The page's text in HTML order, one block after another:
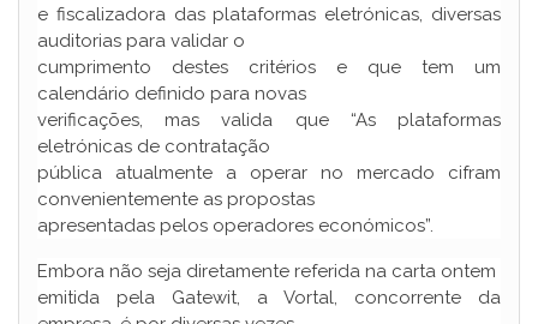
e fiscalizadora das plataformas eletrónicas, diversas
auditorias para validar o
cumprimento destes critérios e que tem um
calendário definido para novas
verificações, mas valida que “As plataformas
eletrónicas de contratação
pública atualmente a operar no mercado cifram
convenientemente as propostas
apresentadas pelos operadores económicos”.
Embora não seja diretamente referida na carta ontem
emitida pela Gatewit, a Vortal, concorrente da